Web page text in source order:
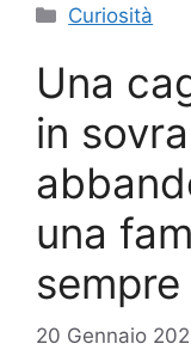
Categorie
Curiosità
Una
in
una
sempre
20 Gennaio